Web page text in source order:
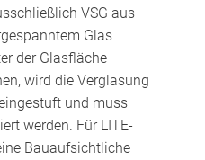
VSG aus
Glas
der Glasfläche
wird die Verglasung
und muss
werden. Für LITE-
Bauaufsichtliche